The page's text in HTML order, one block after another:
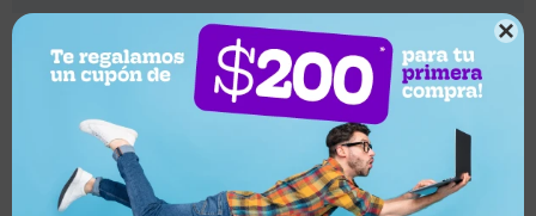

Descripción
LA PUERTA SE ENTREGA DESARMADA.
SE PUEDEN RETIRAR EN UNA DIRECCION DISTINTA AL
LOCAL (se informa por privado en cuanto te pongas en
comunicación) 3 DIAS HABILES POSTERIORES A LA